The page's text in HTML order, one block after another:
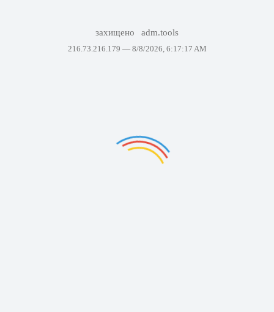
захищено adm.tools
216.73.216.179 — 8/8/2026, 6:17:17 AM